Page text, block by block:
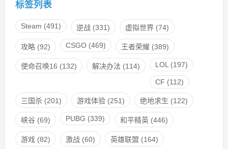
标签列表
Steam (491) 逆战(331) 虚拟世界(74)
攻略(92) CSGO(469) 王者荣耀 (389)
使命召唤16 (132) 解决办法 (114) LOL (197)
CF (112)
三国杀(201) 游戏体验(251) 绝地求生 (122)
峡谷(69) PUBG (339) 和平精英(446)
游戏 (82) 激战(60) 英雄联盟 (164)